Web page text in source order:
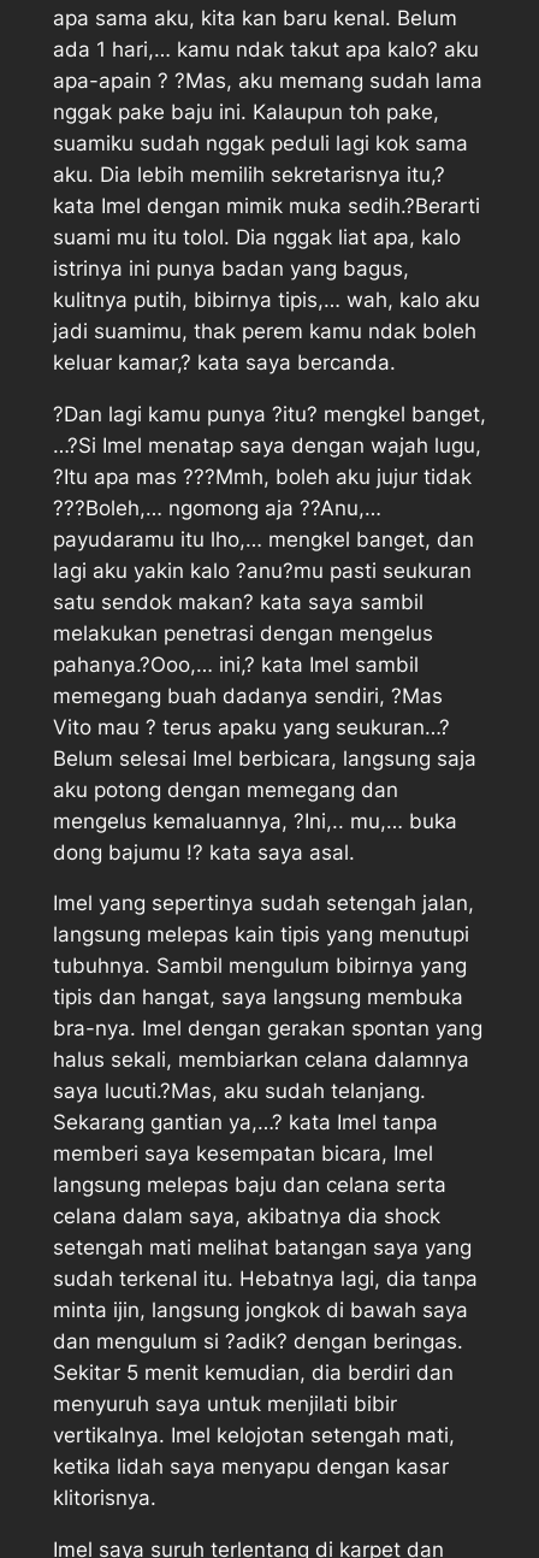
apa sama aku, kita kan baru kenal. Belum
ada 1 hari,… kamu ndak takut apa kalo? aku
apa-apain ? ?Mas, aku memang sudah lama
nggak pake baju ini. Kalaupun toh pake,
suamiku sudah nggak peduli lagi kok sama
aku. Dia lebih memilih sekretarisnya itu,?
kata Imel dengan mimik muka sedih.?Berarti
suami mu itu tolol. Dia nggak liat apa, kalo
istrinya ini punya badan yang bagus,
kulitnya putih, bibirnya tipis,… wah, kalo aku
jadi suamimu, thak perem kamu ndak boleh
keluar kamar,? kata saya bercanda.
?Dan lagi kamu punya ?itu? mengkel banget,
…?Si Imel menatap saya dengan wajah lugu,
?Itu apa mas ???Mmh, boleh aku jujur tidak
???Boleh,… ngomong aja ??Anu,…
payudaramu itu lho,… mengkel banget, dan
lagi aku yakin kalo ?anu?mu pasti seukuran
satu sendok makan? kata saya sambil
melakukan penetrasi dengan mengelus
pahanya.?Ooo,… ini,? kata Imel sambil
memegang buah dadanya sendiri, ?Mas
Vito mau ? terus apaku yang seukuran…?
Belum selesai Imel berbicara, langsung saja
aku potong dengan memegang dan
mengelus kemaluannya, ?Ini,.. mu,… buka
dong bajumu !? kata saya asal.
Imel yang sepertinya sudah setengah jalan,
langsung melepas kain tipis yang menutupi
tubuhnya. Sambil mengulum bibirnya yang
tipis dan hangat, saya langsung membuka
bra-nya. Imel dengan gerakan spontan yang
halus sekali, membiarkan celana dalamnya
saya lucuti.?Mas, aku sudah telanjang.
Sekarang gantian ya,…? kata Imel tanpa
memberi saya kesempatan bicara, Imel
langsung melepas baju dan celana serta
celana dalam saya, akibatnya dia shock
setengah mati melihat batangan saya yang
sudah terkenal itu. Hebatnya lagi, dia tanpa
minta ijin, langsung jongkok di bawah saya
dan mengulum si ?adik? dengan beringas.
Sekitar 5 menit kemudian, dia berdiri dan
menyuruh saya untuk menjilati bibir
vertikalnya. Imel kelojotan setengah mati,
ketika lidah saya menyapu dengan kasar
klitorisnya.
Imel saya suruh terlentang di karpet dan